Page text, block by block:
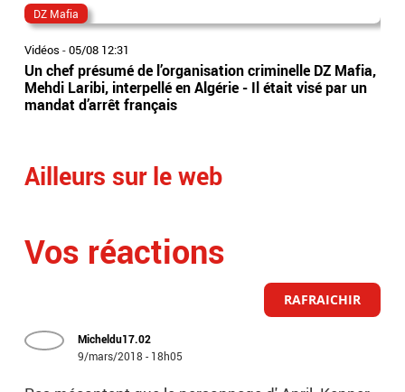
DZ Mafia
Vidéos -05/08 12:31
Un chef présumé de l’organisation criminelle DZ Mafia,
Mehdi Laribi, interpellé en Algérie - Il était visé par un
mandat d’arrêt français
Ailleurs sur le web
Vos réactions
RAFRAICHIR
Micheldu17.02
9/mars/2018 - 18h05